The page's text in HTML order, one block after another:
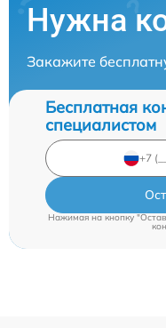
Нужна
Закажите
Бесплатная
специалистом
Нажимая на кнопку